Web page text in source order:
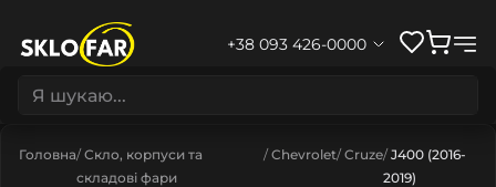
+38 093 426-0000
Головна Скло, корпуси та
складові фари
Chevrolet Cruze J400 (2016-
2019)